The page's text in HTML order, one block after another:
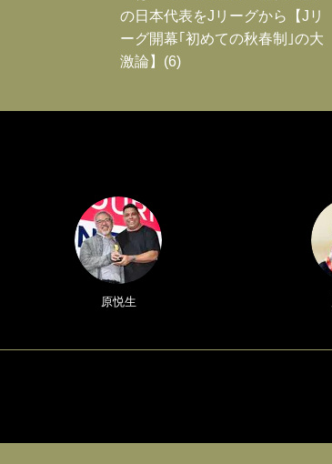
の日本代表をJリーグから【Jリ
ーグ開幕｢初めての秋春制｣の大
激論】(6)
原悦生